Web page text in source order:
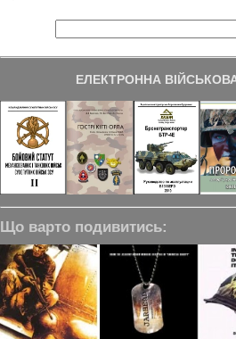
ЕЛЕКТРОННА
Що варто подивитись: